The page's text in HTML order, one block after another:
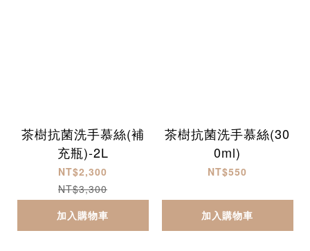
茶樹抗菌洗手慕絲(補
充瓶)-2L
NT$2,300
NT$3,300
加入購物車
茶樹抗菌洗手慕絲(30
0ml)
NT$550
加入購物車